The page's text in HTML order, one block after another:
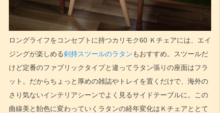
ロングライフをコンセプトに持つカリモク60 Ｋチェアには、エイ
ジングが楽しめる剣持スツールのラタンもおすすめ。スツールだ
けど定番のファブリックタイプと違ってラタン張りの座面はフラ
ット。だからちょっと厚めの雑誌やトレイを置くだけで、海外の
さり気ないインテリアシーンでよく見るサイドテーブルに。この
曲線美と飴色に変わっていくラタンの経年変化はＫチェアととて